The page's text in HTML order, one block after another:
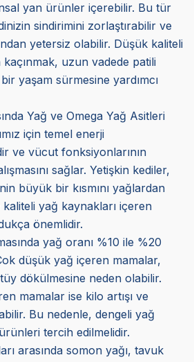
yan ürünler içerebilir. Bu tür
sindirimini zorlaştırabilir ve
yetersiz olabilir. Düşük kaliteli
uzun vadede patili
yaşam sürmesine yardımcı
Yağ ve Omega Yağ Asitleri
için temel enerji
ve vücut fonksiyonlarının
sağlar. Yetişkin kediler,
büyük bir kısmını yağlardan
yağ kaynakları içeren
önemlidir.
yağ oranı %10 ile %20
düşük yağ içeren mamalar,
dökülmesine neden olabilir.
mamalar ise kilo artışı ve
Bu nedenle, dengeli yağ
tercih edilmelidir.
arasında somon yağı, tavuk